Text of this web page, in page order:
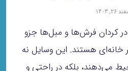
۲۶, ۱۴۰۳
کردان فرش‌ها و مبل‌ها جزو
خانه‌ای هستند. این وسایل نه
می‌دهند، بلکه در راحتی و